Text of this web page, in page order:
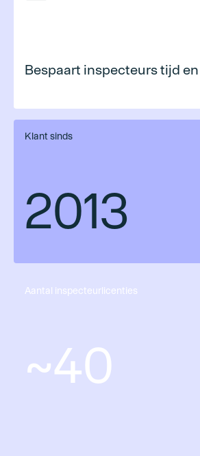
Bespaart inspecteurs tijd
Klant sinds
2013
Aantal inspecteurlicenties
~40